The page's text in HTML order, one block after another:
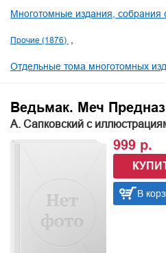
Многотомные издания, собрания
Прочие (1876)
Отдельные тома многотомных
Ведьмак. Меч
А. Сапковский с
999 р.
В